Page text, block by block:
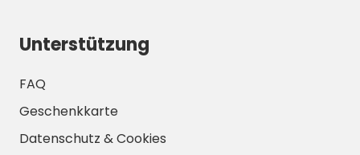
Unterstützung
FAQ
Geschenkkarte
Datenschutz & Cookies